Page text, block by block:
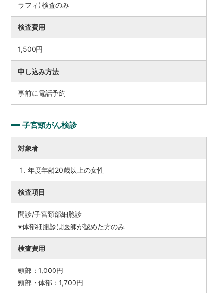
ラフィ）検査のみ
検査費用
1,500円
申し込み方法
事前に電話予約
子宮頸がん検診
対象者
年度年齢20歳以上の女性
検査項目
問診/子宮頚部細胞診
※体部細胞診は医師が認めた方のみ
検査費用
頸部：1,000円
頸部・体部：1,700円